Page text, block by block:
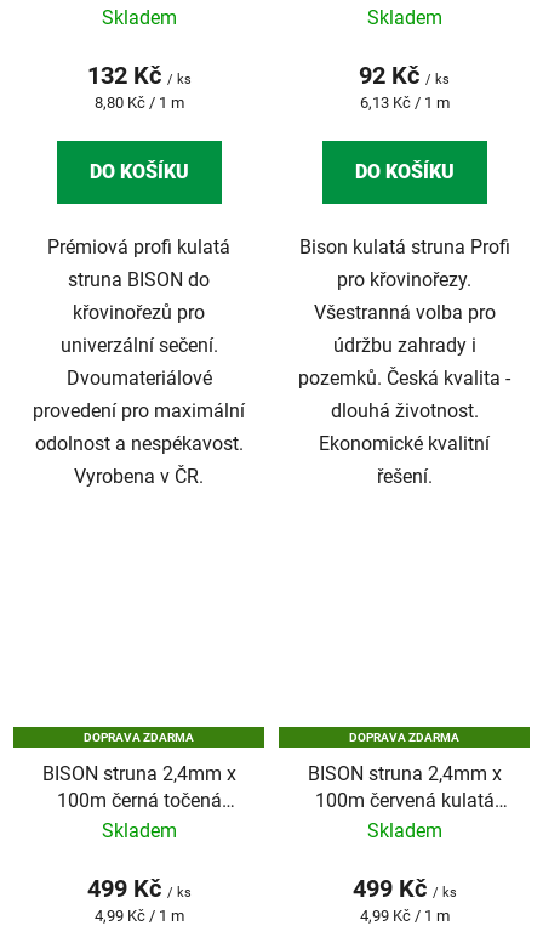
ARMED PROFI
Skladem
132 Kč / ks
Měrná
8,80 Kč / 1 m
DO KOŠÍKU
Prémiová profi kulatá
struna BISON do
křovinořezů pro
univerzální sečení.
Dvoumateriálové
provedení pro maximální
odolnost a nespékavost.
Vyrobena v ČR.
PROFI
Skladem
92 Kč / ks
Měrná
6,13 Kč / 1 m
DO KOŠÍKU
Bison kulatá struna Profi
pro křovinořezy.
Všestranná volba pro
údržbu zahrady i
pozemků. Česká kvalita -
dlouhá životnost.
Ekonomické kvalitní
řešení.
DOPRAVA ZDARMA
BISON struna 2,4mm x
100m černá točená
SILENT BLACK
Skladem
499 Kč / ks
Měrná
4,99 Kč / 1 m
DOPRAVA ZDARMA
BISON struna 2,4mm x
100m červená kulatá
PROFI
Skladem
499 Kč / ks
Měrná
4,99 Kč / 1 m